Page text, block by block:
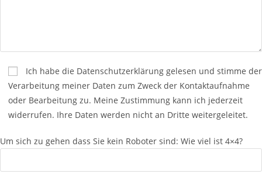
Ich habe die Datenschutzerklärung gelesen und stimme der
Verarbeitung meiner Daten zum Zweck der Kontaktaufnahme
oder Bearbeitung zu. Meine Zustimmung kann ich jederzeit
widerrufen. Ihre Daten werden nicht an Dritte weitergeleitet.
Um sich zu gehen dass Sie kein Roboter sind: Wie viel ist 4×4?